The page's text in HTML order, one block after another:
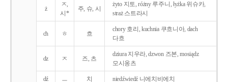
ż
ㅈ,
시*
주, 슈, 시
żyto 지토, różny 루주니, łyżka 위슈카,
straż 스트라시
ch ㅎ 흐
chory 호리, kuchnia 쿠흐니아, dach
다흐
dz ㅈ 즈, 츠
dziura 지우라, dzwon 즈본, mosiądz
모시옹츠
dź ㅡ 치 niedźwiedź 니에치비에치